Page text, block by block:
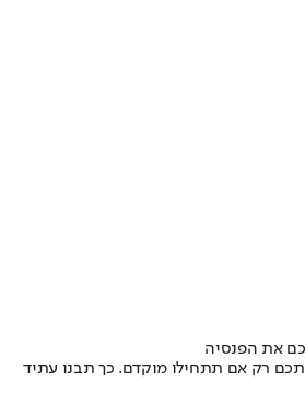
את הפנסיה
רק אם תתחילו מוקדם. כך תבנו עתיד